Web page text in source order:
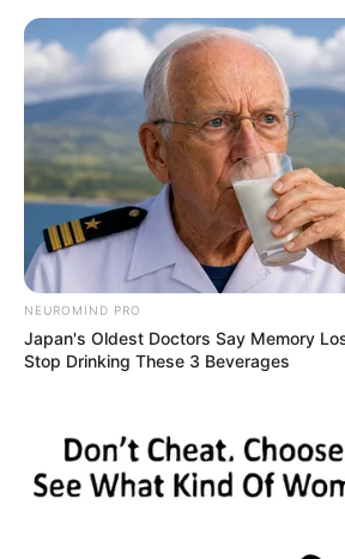
NEWS SPORTS MATRIMONY
Home News
ഒളിവില്‍ പോയ
ഔട്ട് നോട്ടീസ്
NEUROMIND PRO
Japan's Oldest Doctors Say Memory
Stop Drinking These 3 Beverages